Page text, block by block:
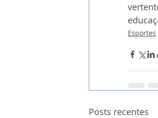
Esportes
Posts recentes